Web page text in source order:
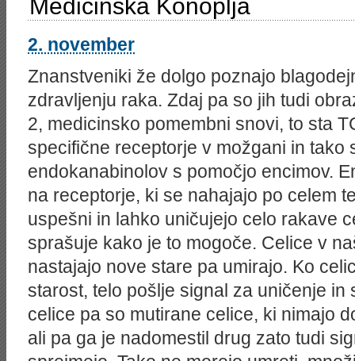
išče
področje
Danfoss
Trata
finančnega
kontrolerja
Medicinska Konoplja
2. november
Znanstveniki že dolgo poznajo
zdravljenju raka. Zdaj pa so jih tudi
2, medicinsko pomembni snovi, to sta
specifične receptorje v možgani in tako
endokanabinolov s pomočjo encimov.
na receptorje, ki se nahajajo po celem
uspešni in lahko uničujejo celo rakave
sprašuje kako je to mogoče. Celice v
nastajajo nove stare pa umirajo. Ko
starost, telo pošlje signal za uničenje in
celice pa so mutirane celice, ki nimajo
ali pa ga je nadomestil drug zato tudi